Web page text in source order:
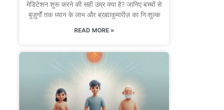
मेडिटेशन शुरू करने की सही उम्र क्या है? जानिए बच्चों से
बुज़ुर्गों तक ध्यान के लाभ और ब्रह्माकुमारीज़ का निःशुल्क
READ MORE »